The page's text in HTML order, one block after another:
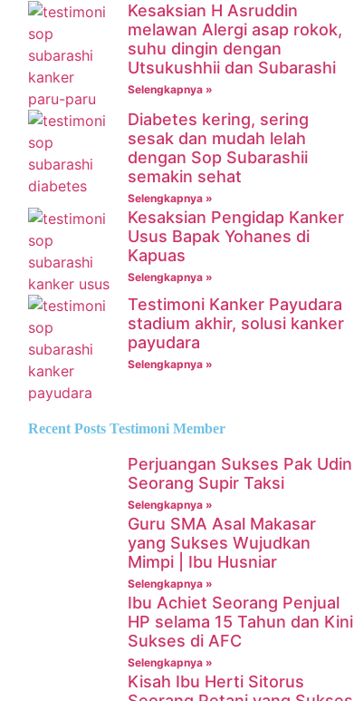
Kesaksian H Asruddin
melawan Alergi asap rokok,
suhu dingin dengan
Utsukushhii dan Subarashi
Selengkapnya »
Diabetes kering, sering
sesak dan mudah lelah
dengan Sop Subarashii
semakin sehat
Selengkapnya »
Kesaksian Pengidap Kanker
Usus Bapak Yohanes di
Kapuas
Selengkapnya »
Testimoni Kanker Payudara
stadium akhir, solusi kanker
payudara
Selengkapnya »
Recent Posts Testimoni Member
Perjuangan Sukses Pak Udin
Seorang Supir Taksi
Selengkapnya »
Guru SMA Asal Makasar
yang Sukses Wujudkan
Mimpi | Ibu Husniar
Selengkapnya »
Ibu Achiet Seorang Penjual
HP selama 15 Tahun dan Kini
Sukses di AFC
Selengkapnya »
Kisah Ibu Herti Sitorus